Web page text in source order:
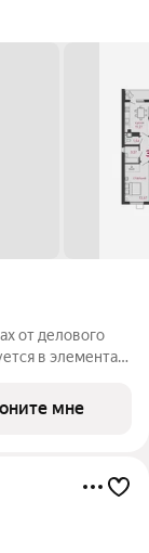
от делового
в элементах
готовы и
мне